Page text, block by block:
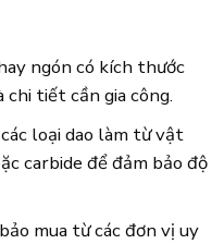
ngón có kích thước
chi tiết cần gia công.
loại dao làm từ vật
carbide để đảm bảo độ
mua từ các đơn vị uy